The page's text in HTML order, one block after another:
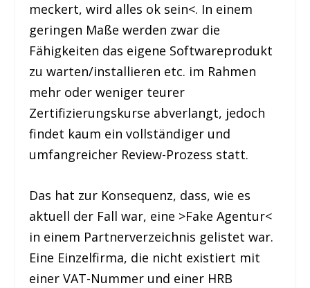
meckert, wird alles ok sein<. In einem
geringen Maße werden zwar die
Fähigkeiten das eigene Softwareprodukt
zu warten/installieren etc. im Rahmen
mehr oder weniger teurer
Zertifizierungskurse abverlangt, jedoch
findet kaum ein vollständiger und
umfangreicher Review-Prozess statt.
Das hat zur Konsequenz, dass, wie es
aktuell der Fall war, eine >Fake Agentur<
in einem Partnerverzeichnis gelistet war.
Eine Einzelfirma, die nicht existiert mit
einer VAT-Nummer und einer HRB